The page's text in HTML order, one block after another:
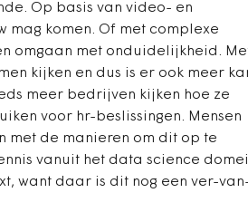
Op basis van video- en
komen. Of met complexe
omgaan met onduidelijkheid.
kijken en dus is er ook meer
meer bedrijven kijken hoe ze
voor hr-beslissingen. Mensen
met de manieren om dit op te
vanuit het data science
want daar is dit nog een ver-